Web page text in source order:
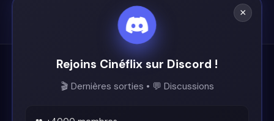
Cinéflix
×
Rejoins Cinéflix sur Discord !
🎬 Dernières sorties • 💬 Discussions